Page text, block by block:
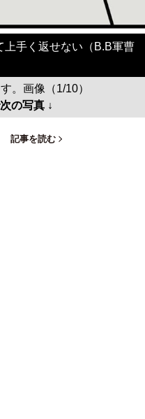
上手く返せない（B.B軍曹
。画像（1/10）
の写真 ↓
記事を読む